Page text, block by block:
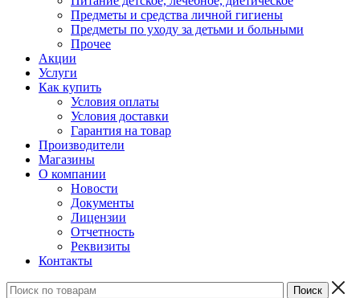
Предметы и средства личной гигиены
Предметы по уходу за детьми и больными
Прочее
Акции
Услуги
Как купить
Условия оплаты
Условия доставки
Гарантия на товар
Производители
Магазины
О компании
Новости
Документы
Лицензии
Отчетность
Реквизиты
Контакты